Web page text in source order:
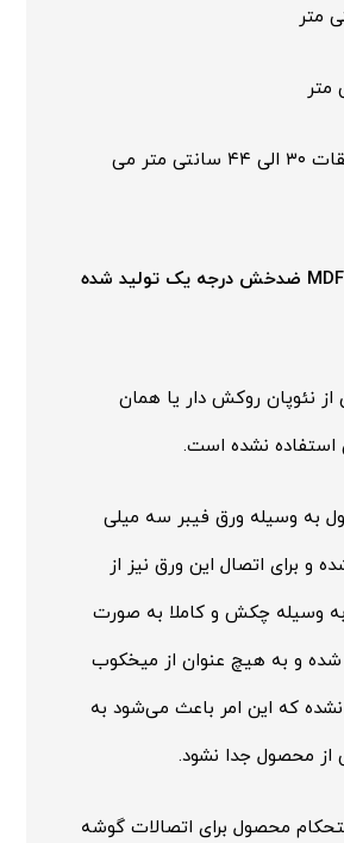
ارتفاع مفید طبقات ۳۰ الی ۴۴ سانتی متر می
این محصول از MDF ضدخش درجه یک تولید شده
نئوپان روکش دار یا همان
استفاده نشده است.
به وسیله ورق فیبر سه میلی
و برای اتصال این ورق نیز از
وسیله چکش و کاملا به صورت
و به هیچ عنوان از میخکوب
نشده که این امر باعث می‌شود به
از محصول جدا نشود.
محصول برای اتصالات گوشه